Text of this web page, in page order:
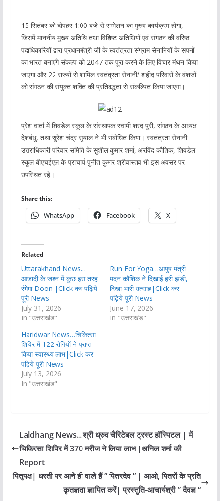
15 सितंबर को दोपहर 1:00 बजे से सम्मेलन का मुख्य कार्यक्रम होगा,
जिसमें माननीय मुख्य अतिथि तथा विशिष्ट अतिथियों एवं संगठन की वरिष्ठ
पदाधिकारियों द्वारा प्रधानमंत्री जी के स्वतंत्रता संग्राम सेनानियों के सपनों
का भारत बनाएंगे संकल्प को 2047 तक पूरा करने के लिए विचार मंथन किया
जाएगा और 22 राज्यों से शामिल स्वतंत्रता सेनानी/ शहीद परिवारों के वंशजों
को संगठन की संयुक्त शक्ति की प्रतिबद्धता से संकल्पित किया जाएगा।
प्रेश वार्ता में शिवडेल स्कूल के संस्थापक स्वामी शरद पुरी, संगठन के अध्यक्ष
देशबंधु, तथा सुरेश चंद्र सुयाल ने भी संबोधित किया। स्वतंत्रता सेनानी
उत्तराधिकारी परिवार समिति के सुशील कुमार शर्मा, अरविंद कौशिक, शिवडेल
स्कूल बीएचईएल के प्राचार्य पुनीत कुमार श्रीवास्तव भी इस अवसर पर
उपस्थित रहे।
Share this:
WhatsApp Facebook X
Related
Uttarakhand News…
आजादी के जश्न में कुछ इस तरह
रंगेगा Doon |Click कर पढ़िये
पूरी News
July 31, 2026
In "उत्तराखंड"
Run For Yoga…आयुष मंत्री
मदन कौशिक ने दिखाई हरी झंडी,
दिखा भारी उत्साह|Click कर
पढ़िये पूरी News
June 17, 2026
In "उत्तराखंड"
Haridwar News…चिकित्सा
शिविर में 122 रोगियों ने प्राप्त
किया स्वास्थ्य लाभ|Click कर
पढ़िये पूरी News
July 13, 2026
In "उत्तराखंड"
Laldhang News…श्री ध्रुव चैरिटेबल ट्रस्ट हॉस्पिटल | में
चिकित्सा शिविर में 370 मरीज ने लिया लाभ |अनिल शर्मा की
Report
पितृपक्ष| धरती पर आने ही वाले हैं ” पितरदेव ” | आओ, पितरों के प्रति
कृतज्ञता ज्ञापित करें| प्रस्तुति-आचार्यश्री ” दैवज्ञ “